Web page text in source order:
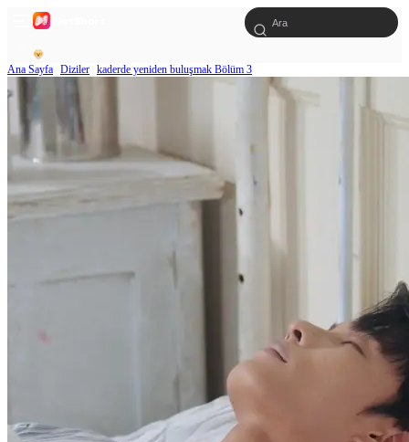
Ana Sayfa Diziler kaderde yeniden buluşmak Bölüm 3